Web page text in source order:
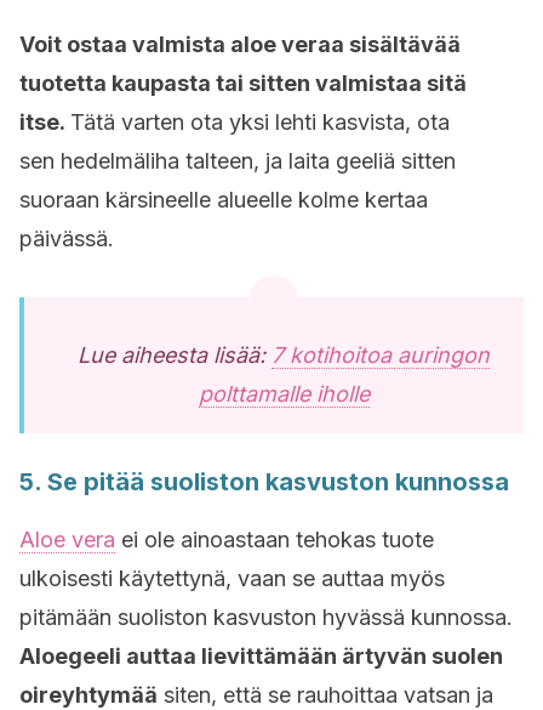
Voit ostaa valmista aloe veraa sisältävää
tuotetta kaupasta tai sitten valmistaa sitä
itse. Tätä varten ota yksi lehti kasvista, ota
sen hedelmäliha talteen, ja laita geeliä sitten
suoraan kärsineelle alueelle kolme kertaa
päivässä.
Lue aiheesta lisää: 7 kotihoitoa auringon
polttamalle iholle
5. Se pitää suoliston kasvuston kunnossa
Aloe vera ei ole ainoastaan tehokas tuote
ulkoisesti käytettynä, vaan se auttaa myös
pitämään suoliston kasvuston hyvässä kunnossa.
Aloegeeli auttaa lievittämään ärtyvän suolen
oireyhtymää siten, että se rauhoittaa vatsan ja